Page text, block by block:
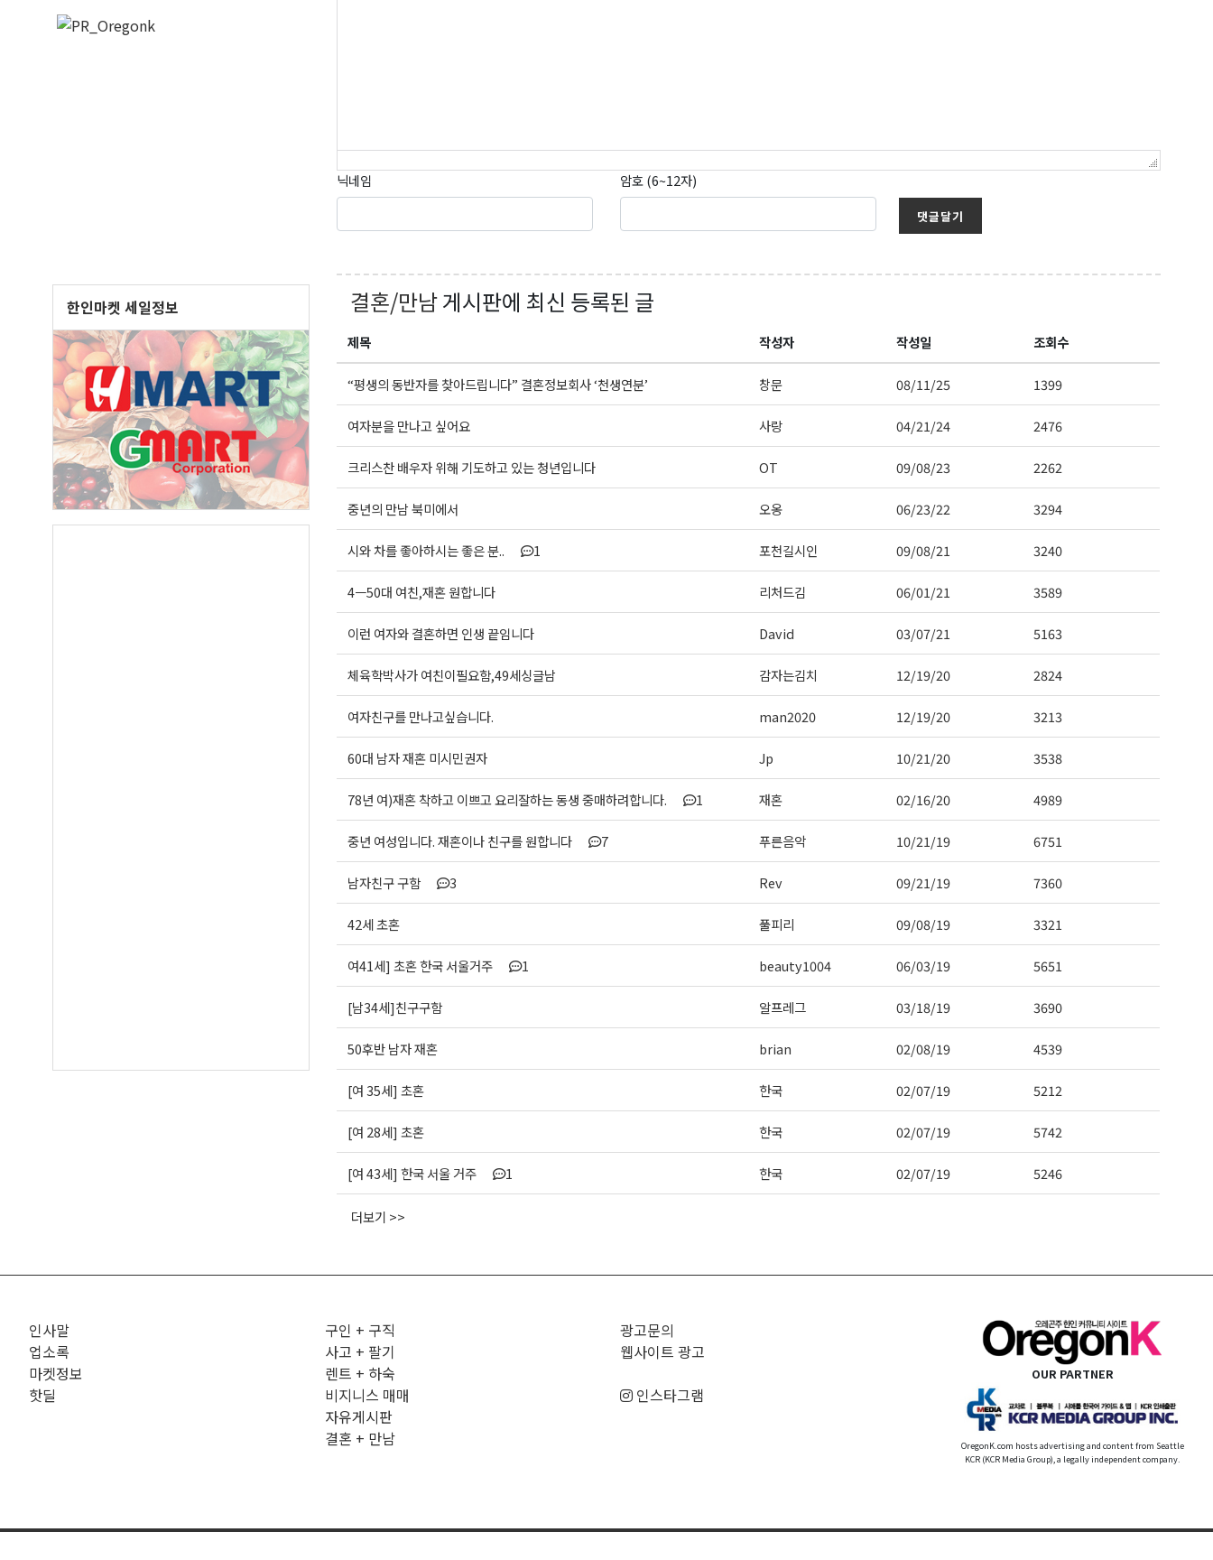
한인마켓 세일정보
닉네임 암호 (6~12자)
댓글달기
결혼/만남게시판에 최신 등록된 글
제목 작성자 작성일 조회수
“평생의 동반자를 찾아드립니다” 결혼정보회사 ‘천생연분’ 창문 08/11/25 1399
여자분을 만나고 싶어요 사랑 04/21/24 2476
크리스찬 배우자 위해 기도하고 있는 청년입니다 OT 09/08/23 2262
중년의 만남 북미에서 오옹 06/23/22 3294
시와 차를 좋아하시는 좋은 분.. 1 포천길시인 09/08/21 3240
4ㅡ50대 여친,재혼 원합니다 리처드김 06/01/21 3589
이런 여자와 결혼하면 인생 끝임니다 David 03/07/21 5163
체육학박사가 여친이필요함,49세싱글남 감자는김치 12/19/20 2824
여자친구를 만나고싶습니다. man2020 12/19/20 3213
60대 남자 재혼 미시민권자 Jp 10/21/20 3538
78년 여)재혼 착하고 이쁘고 요리잘하는 동생 중매하려합니다. 1 재혼 02/16/20 4989
중년 여성입니다. 재혼이나 친구를 원합니다 7 푸른음악 10/21/19 6751
남자친구 구함 3 Rev 09/21/19 7360
42세 초혼 풀피리 09/08/19 3321
여41세] 초혼 한국 서울거주 1 beauty1004 06/03/19 5651
[남34세]친구구함 알프레그 03/18/19 3690
50후반 남자 재혼 brian 02/08/19 4539
[여 35세] 초혼 한국 02/07/19 5212
[여 28세] 초혼 한국 02/07/19 5742
[여 43세] 한국 서울 거주 1 한국 02/07/19 5246
더보기 >>
인사말
업소록
마켓정보
핫딜
구인 + 구직
사고 + 팔기
렌트 + 하숙
비지니스 매매
자유게시판
결혼 + 만남
광고문의
웹사이트 광고
인스타그램
OUR PARTNER
OregonK.com hosts advertising and content from Seattle
KCR (KCR Media Group), a legally independent company.
보실수 있습니다.
Email
First Name
Last Name
Suite A, Edmonds, WA, 98026, US, https://wowseattle.com. You can revoke your consent to receive emails at any time
오레곤K 뉴스레터 구독하기!